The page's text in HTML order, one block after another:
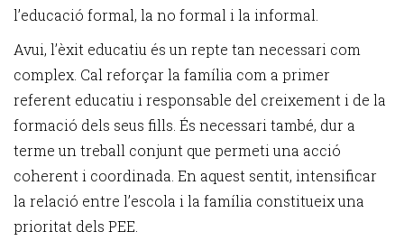
l’educació formal, la no formal i la informal.
Avui, l’èxit educatiu és un repte tan necessari com
complex. Cal reforçar la família com a primer
referent educatiu i responsable del creixement i de la
formació dels seus fills. És necessari també, dur a
terme un treball conjunt que permeti una acció
coherent i coordinada. En aquest sentit, intensificar
la relació entre l’escola i la família constitueix una
prioritat dels PEE.